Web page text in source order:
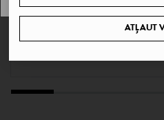
ATĻAUT
ITĀLIJA
Olive Oil & Mandarine ziepes 250 g